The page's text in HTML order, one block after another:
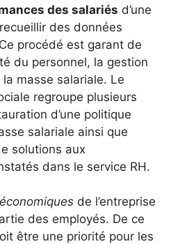
des salariés d’une
des données
procédé est garant de
du personnel, la gestion
masse salariale. Le
regroupe plusieurs
d’une politique
salariale ainsi que
solutions aux
dans le service RH.
de l’entreprise
des employés. De ce
être une priorité pour les